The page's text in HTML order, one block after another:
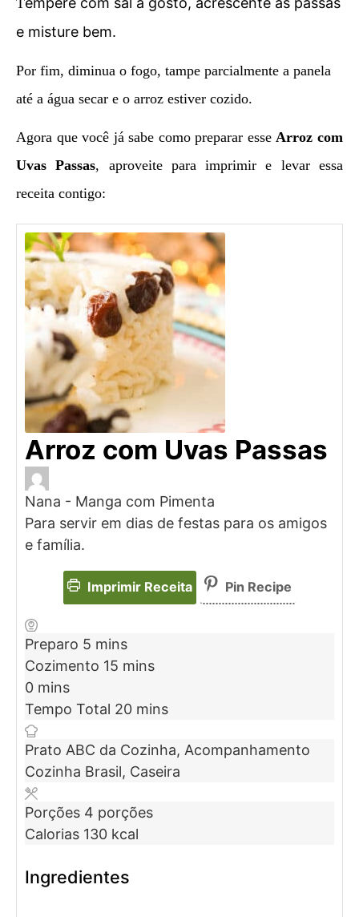
T
e misture bem.
Por fim, diminua o fogo, tampe parcialmente a panela
até a água secar e o arroz estiver cozido.
Agora que você já sabe como preparar esseArroz com
Uvas Passas, aproveite para imprimir e levar essa
receita contigo:
Arroz com Uvas Passas
Nana - Manga com Pimenta
Para servir em dias de festas para os amigos
e família.
Imprimir Receita Pin Recipe
Preparo 5 mins
Cozimento 15 mins
0 mins
Tempo Total 20 mins
Prato ABC da Cozinha, Acompanhamento
Cozinha Brasil, Caseira
Porções 4 porções
Calorias 130 kcal
Ingredientes